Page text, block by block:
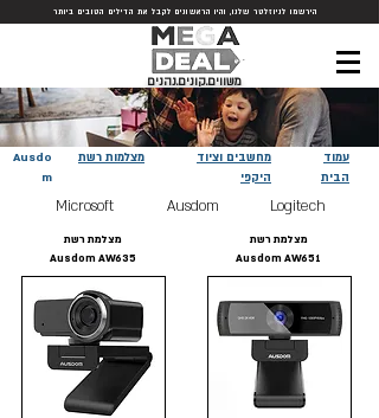
הירשמו לניוזלטר שלנו, והיו הראשונים לקבל את הדילים הטובים ביותר
משווים.קונים.נהנים
Ausdo
m
מצלמות רשת
מחשבים וציוד
היקפי
עמוד
הבית
Microsoft Ausdom Logitech
מצלמת רשת
Ausdom AW635
מצלמת רשת
Ausdom AW651